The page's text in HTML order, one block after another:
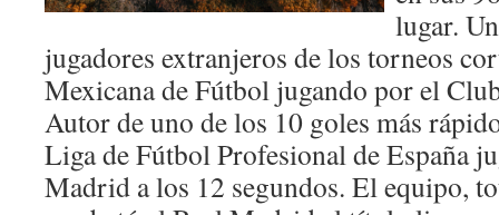
lugar.
jugadores extranjeros de los torneos
Mexicana de Fútbol jugando por el
Autor de uno de los 10 goles más
Liga de Fútbol Profesional de España
Madrid a los 12 segundos. El equipo,